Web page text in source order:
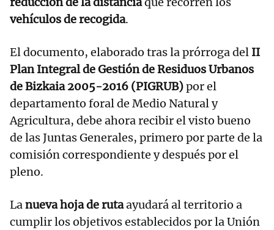
vehículos de recogida.
El documento, elaborado tras la prórroga del II
Plan Integral de Gestión de Residuos Urbanos
de Bizkaia 2005-2016 (PIGRUB)por el
departamento foral de Medio Natural y
Agricultura, debe ahora recibir el visto bueno
de las Juntas Generales, primero por parte de la
comisión correspondiente y después por el
pleno.
Lanueva hoja de rutaayudará al territorio a
cumplir los objetivos establecidos por la Unión